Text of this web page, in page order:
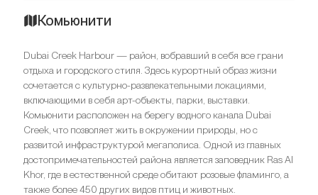
Комьюнити
Dubai Creek Harbour — район, вобравший в себя все грани
отдыха и городского стиля. Здесь курортный образ жизни
сочетается с культурно-развлекательными локациями,
включающими в себя арт-объекты, парки, выставки.
Комьюнити расположен на берегу водного канала Dubai
Creek, что позволяет жить в окружении природы, но с
развитой инфраструктурой мегаполиса. Одной из главных
достопримечательностей района является заповедник Ras Al
Khor, где в естественной среде обитают розовые фламинго, а
также более 450 других видов птиц и животных.